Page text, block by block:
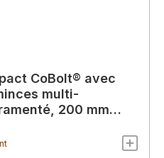
CoBolt® avec
multi-
200 mm